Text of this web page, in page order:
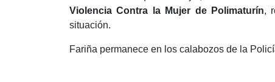
Violencia Contra la Mujer de Polimaturín,
situación.
Fariña permanece en los calabozos de la